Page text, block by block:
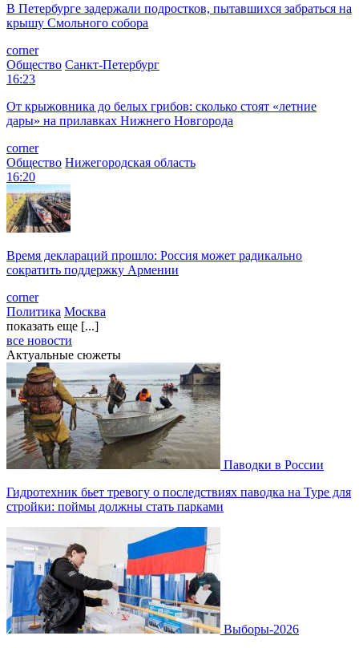
В Петербурге задержали подростков, пытавшихся забраться на
крышу Смольного собора
corner
Общество Санкт-Петербург
16:23
От крыжовника до белых грибов: сколько стоят «летние
дары» на прилавках Нижнего Новгорода
corner
Общество Нижегородская область
16:20
Время деклараций прошло: Россия может радикально
сократить поддержку Армении
corner
Политика Москва
показать еще [...]
все новости
Актуальные сюжеты
Паводки в России
Гидротехник бьет тревогу о последствиях паводка на Туре для
стройки: поймы должны стать парками
Выборы-2026